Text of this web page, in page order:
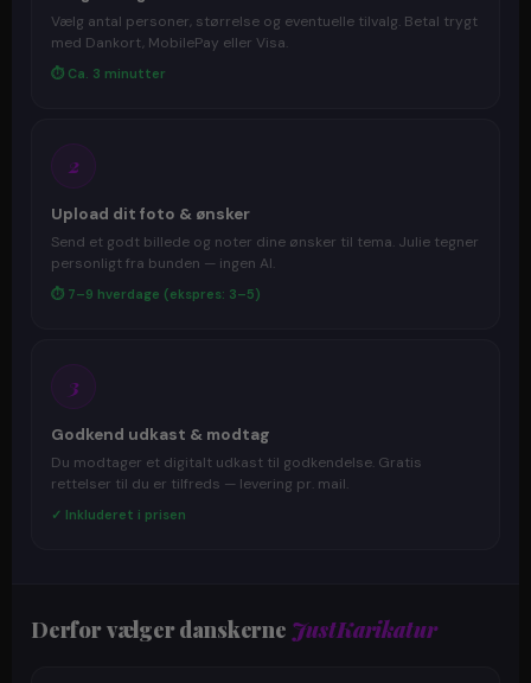
Vælg antal personer, størrelse og eventuelle tilvalg. Betal trygt
med Dankort, MobilePay eller Visa.
⏱ Ca. 3 minutter
2
Upload dit foto & ønsker
Send et godt billede og noter dine ønsker til tema. Julie tegner
personligt fra bunden — ingen AI.
⏱ 7–9 hverdage (ekspres: 3–5)
3
Godkend udkast & modtag
Du modtager et digitalt udkast til godkendelse. Gratis
rettelser til du er tilfreds — levering pr. mail.
✓ Inkluderet i prisen
Derfor vælger danskerne JustKarikatur